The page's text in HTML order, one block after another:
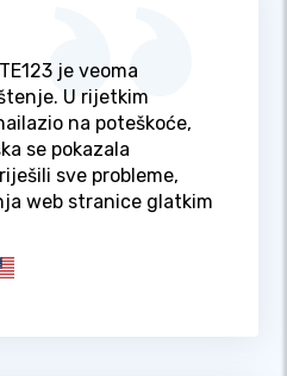
je veoma
U rijetkim
na poteškoće,
se pokazala
sve probleme,
web stranice glatkim